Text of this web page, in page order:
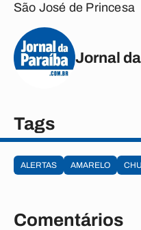
São José de Princesa
Jornal
Tags
ALERTAS AMARELO
Comentários